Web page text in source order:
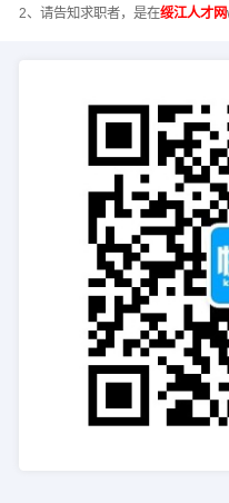
2、请告知求职者，是在绥江人才网